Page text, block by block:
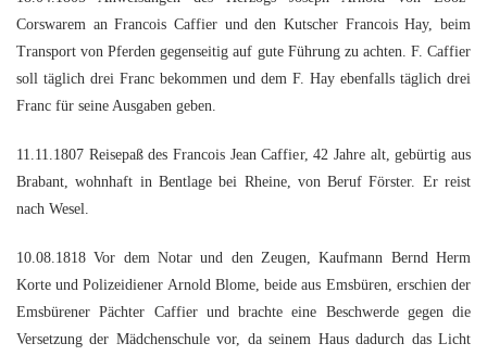
Corswarem an Francois Caffier und den Kutscher Francois Hay, beim
Transport von Pferden gegenseitig auf gute Führung zu achten. F. Caffier
soll täglich drei Franc bekommen und dem F. Hay ebenfalls täglich drei
Franc für seine Ausgaben geben.
11.11.1807 Reisepaß des Francois Jean Caffier, 42 Jahre alt, gebürtig aus
Brabant, wohnhaft in Bentlage bei Rheine, von Beruf Förster. Er reist
nach Wesel.
10.08.1818 Vor dem Notar und den Zeugen, Kaufmann Bernd Herm
Korte und Polizeidiener Arnold Blome, beide aus Emsbüren, erschien der
Emsbürener Pächter Caffier und brachte eine Beschwerde gegen die
Versetzung der Mädchenschule vor, da seinem Haus dadurch das Licht